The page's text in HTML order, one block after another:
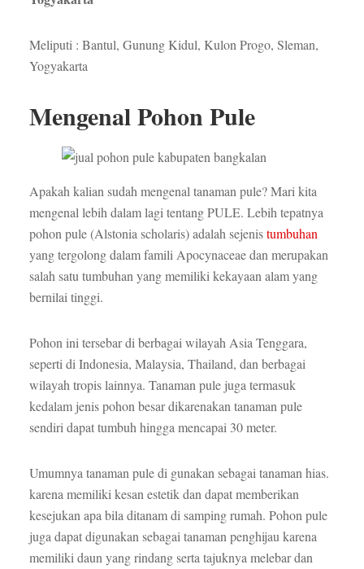
Meliputi : Bantul, Gunung Kidul, Kulon Progo, Sleman,
Yogyakarta
Mengenal Pohon Pule
Apakah kalian sudah mengenal tanaman pule? Mari kita
mengenal lebih dalam lagi tentang PULE. Lebih tepatnya
pohon pule (Alstonia scholaris) adalah sejenistumbuhan
yang tergolong dalam famili Apocynaceae dan merupakan
salah satu tumbuhan yang memiliki kekayaan alam yang
bernilai tinggi.
Pohon ini tersebar di berbagai wilayah Asia Tenggara,
seperti di Indonesia, Malaysia, Thailand, dan berbagai
wilayah tropis lainnya. Tanaman pule juga termasuk
kedalam jenis pohon besar dikarenakan tanaman pule
sendiri dapat tumbuh hingga mencapai 30 meter.
Umumnya tanaman pule di gunakan sebagai tanaman hias.
karena memiliki kesan estetik dan dapat memberikan
kesejukan apa bila ditanam di samping rumah. Pohon pule
juga dapat digunakan sebagai tanaman penghijau karena
memiliki daun yang rindang serta tajuknya melebar dan